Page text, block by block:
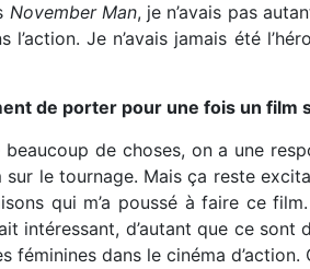
November Man, je n’avais pas
Je n’avais jamais été
de porter pour une fois un film
beaucoup de choses, on a une
le tournage. Mais ça reste
qui m’a poussé à faire ce
intéressant, d’autant que ce
féminines dans le cinéma d’action.